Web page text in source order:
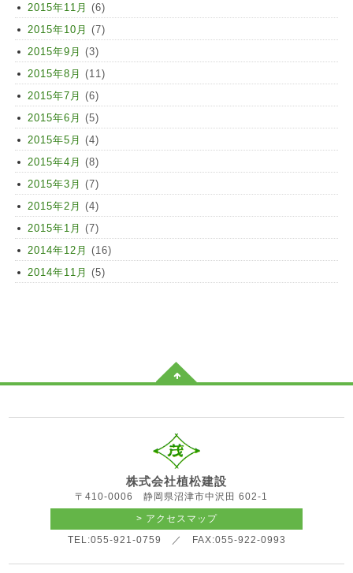
2015年11月 (6)
2015年10月 (7)
2015年9月 (3)
2015年8月 (11)
2015年7月 (6)
2015年6月 (5)
2015年5月 (4)
2015年4月 (8)
2015年3月 (7)
2015年2月 (4)
2015年1月 (7)
2014年12月 (16)
2014年11月 (5)
株式会社植松建設
〒410-0006 静岡県沼津市中沢田 602-1
> アクセスマップ
TEL:055-921-0759 ／ FAX:055-922-0993